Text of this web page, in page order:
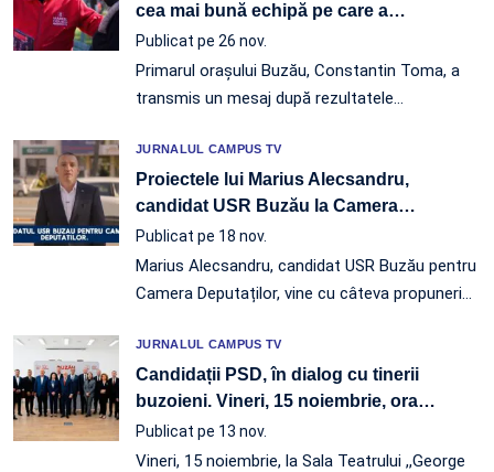
cea mai bună echipă pe care a…
Publicat pe 26 nov.
Primarul orașului Buzău, Constantin Toma, a
transmis un mesaj după rezultatele…
JURNALUL CAMPUS TV
Proiectele lui Marius Alecsandru,
candidat USR Buzău la Camera…
Publicat pe 18 nov.
Marius Alecsandru, candidat USR Buzău pentru
Camera Deputaților, vine cu câteva propuneri…
JURNALUL CAMPUS TV
Candidații PSD, în dialog cu tinerii
buzoieni. Vineri, 15 noiembrie, ora…
Publicat pe 13 nov.
Vineri, 15 noiembrie, la Sala Teatrului ,,George